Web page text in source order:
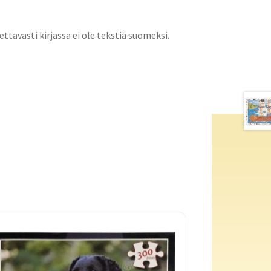
kirjassa ei ole tekstiä suomeksi.